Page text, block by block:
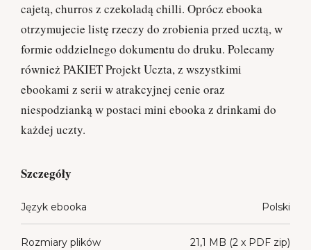
cajetą, churros z czekoladą chilli. Oprócz ebooka
otrzymujecie listę rzeczy do zrobienia przed ucztą, w
formie oddzielnego dokumentu do druku. Polecamy
również PAKIET Projekt Uczta, z wszystkimi
ebookami z serii w atrakcyjnej cenie oraz
niespodzianką w postaci mini ebooka z drinkami do
każdej uczty.
Szczegóły
Język ebooka Polski
Rozmiary plików 21,1 MB (2 x PDF zip)